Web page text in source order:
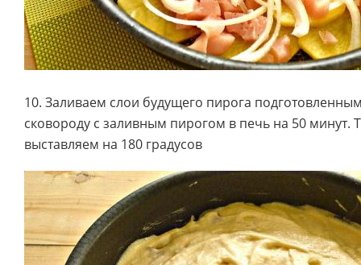
10. Заливаем слои будущего пирога
сковороду с заливным пирогом в печь на 50
выставляем на 180 градусов